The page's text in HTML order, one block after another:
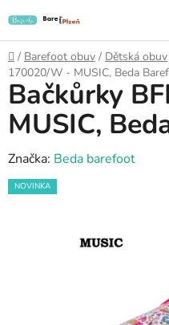
na
obsah
Domů
/ Barefoot obuv / Dětská obuv
170020/W - MUSIC, Beda
Bačkůrky
MUSIC,
Značka: Beda barefoot
NOVINKA